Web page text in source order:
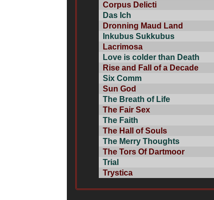
Corpus Delicti
Das Ich
Dronning Maud Land
Inkubus Sukkubus
Lacrimosa
Love is colder than Death
Rise and Fall of a Decade
Six Comm
Sun God
The Breath of Life
The Fair Sex
The Faith
The Hall of Souls
The Merry Thoughts
The Tors Of Dartmoor
Trial
Trystica